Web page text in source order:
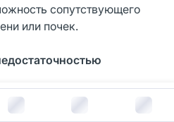
за
сопутствующего
или почек.
ю
препарат Тербинафин у
функции почек (клиренс